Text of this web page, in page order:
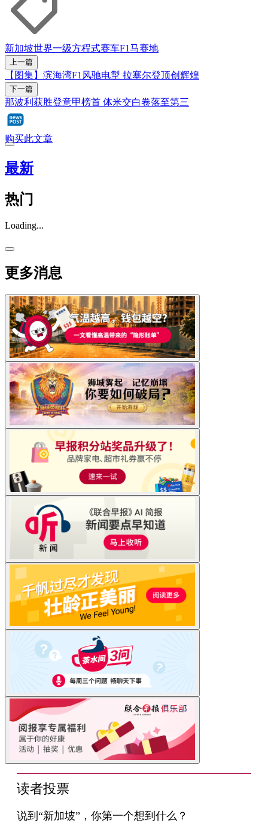
新加坡世界一级方程式赛车F1马赛地
上一篇
【图集】滨海湾F1风驰电掣 拉塞尔登顶创辉煌
下一篇
那波利获胜登意甲榜首 体米交白卷落至第三
购买此文章
最新
热门
Loading...
更多消息